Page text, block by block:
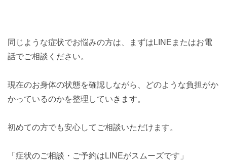
同じような症状でお悩みの方は、まずはLINEまたはお電
話でご相談ください。
現在のお身体の状態を確認しながら、どのような負担がか
かっているのかを整理していきます。
初めての方でも安心してご相談いただけます。
「症状のご相談・ご予約はLINEがスムーズです」